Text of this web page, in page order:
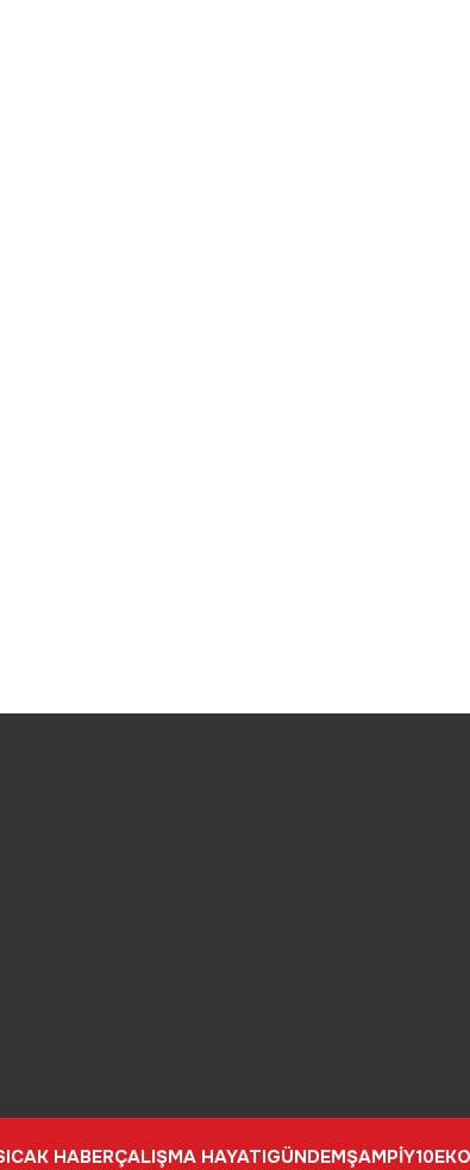
HABERÇALIŞMA HAYATIGÜNDEMŞAMPİY10